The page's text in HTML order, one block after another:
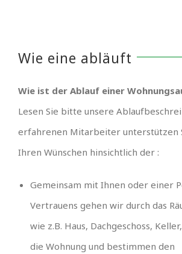
Wie eine abläuft
Wie ist der Ablauf einer
Lesen Sie bitte unsere
erfahrenen Mitarbeiter unterstützen
Ihren Wünschen hinsichtlich der :
Gemeinsam mit Ihnen oder einer
Vertrauens gehen wir durch das
wie z.B. Haus, Dachgeschoss,
die Wohnung und bestimmen den